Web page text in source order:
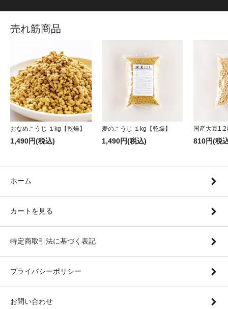
売れ筋商品
おなめこうじ １kg【乾燥】
1,490円(税込)
麦のこうじ １kg【乾燥】
1,490円(税込)
国産大豆1.2
810円(税
ホーム
カートを見る
特定商取引法に基づく表記
プライバシーポリシー
お問い合わせ